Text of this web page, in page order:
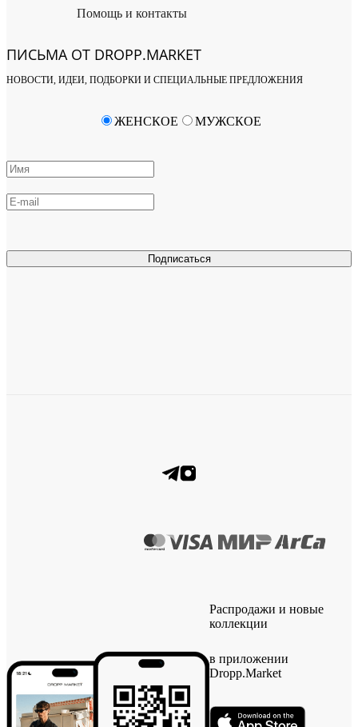
Помощь и контакты
ПИСЬМА ОТ DROPP.MARKET
НОВОСТИ, ИДЕИ, ПОДБОРКИ И СПЕЦИАЛЬНЫЕ ПРЕДЛОЖЕНИЯ
Подписаться
ЖЕНСКОЕ МУЖСКОЕ
Распродажи и новые
коллекции
в приложении
Dropp.Market